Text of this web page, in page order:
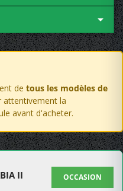

de tous les modèles de
attentivement la
avant d'acheter.
II
OCCASION